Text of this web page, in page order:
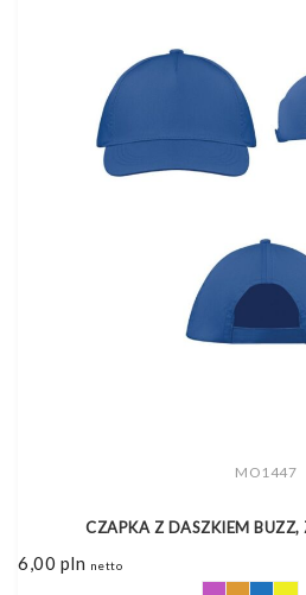
MO1447
CZAPKA Z DASZKIEM BUZZ,
6,00 pln netto